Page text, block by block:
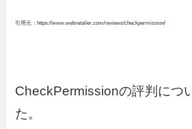
引用元：https://www.webretailer.com/reviews/checkpermission/
CheckPermissionの評判につ
た。